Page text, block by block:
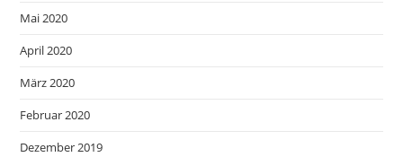
Mai 2020
April 2020
März 2020
Februar 2020
Dezember 2019